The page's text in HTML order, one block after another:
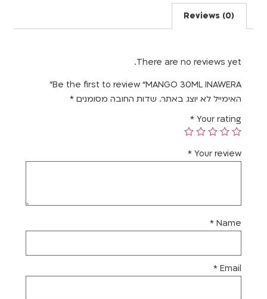
Reviews (0)
There are no reviews yet.
Be the first to review “MANGO 30ML INAWERA”
האימייל לא יוצג באתר. שדות החובה מסומנים*
Your rating
*
Your review
*
Name
*
Email
*